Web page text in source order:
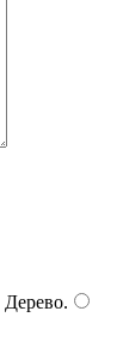
Дерево.